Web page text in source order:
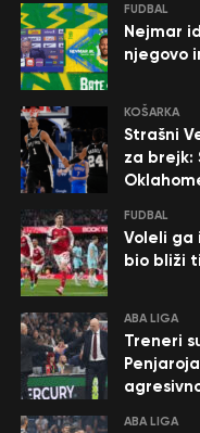
FUDBAL
Nejmar
njegovo
KOŠARKA
Strašni
za brejk:
FUDBAL
Voleli ga
bio bliži
ABA LIGA
Treneri
ABA LIGA